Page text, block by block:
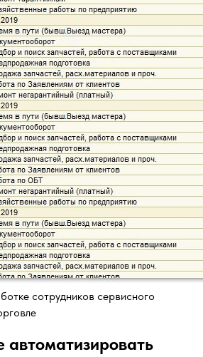
сотрудников сервисного
автоматизировать